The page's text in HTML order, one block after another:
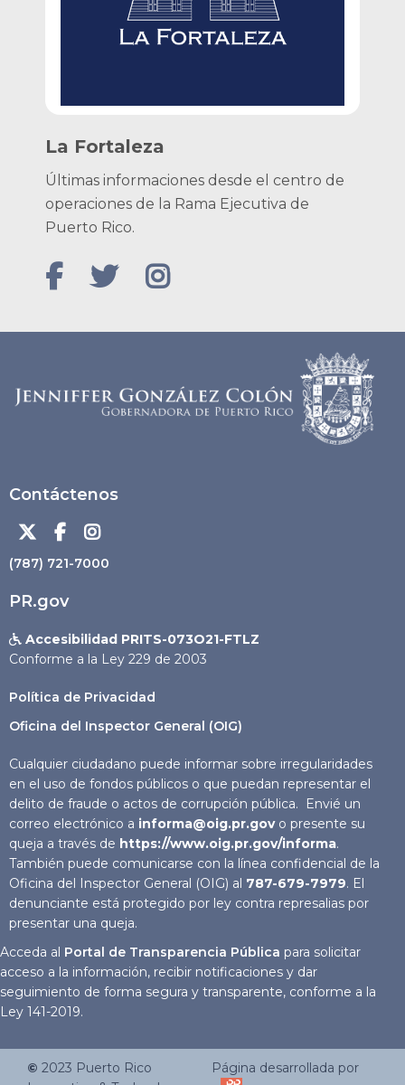
La Fortaleza
Últimas informaciones desde el centro de
operaciones de la Rama Ejecutiva de
Puerto Rico.
  
Contáctenos
  
(787) 721-7000
PR.gov
 Accesibilidad PRITS-073O21-FTLZ
Conforme a la Ley 229 de 2003
Política de Privacidad
Oficina del Inspector General (OIG)
Cualquier ciudadano puede informar sobre irregularidades
en el uso de fondos públicos o que puedan representar el
delito de fraude o actos de corrupción pública. Envié un
correo electrónico a informa@oig.pr.govo presente su
queja a través de https://www.oig.pr.gov/informa.
También puede comunicarse con la línea confidencial de la
Oficina del Inspector General (OIG) al 787-679-7979. El
denunciante está protegido por ley contra represalias por
presentar una queja.
Acceda al Portal de Transparencia Pública para solicitar
acceso a la información, recibir notificaciones y dar
seguimiento de forma segura y transparente, conforme a la
Ley 141-2019.
© 2023 Puerto Rico
Página desarrollada por